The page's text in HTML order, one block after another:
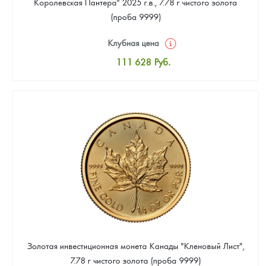
(проба 9999)
Клубная цена
111 628 Руб.
Цена выкупа
Звоните
Золотая инвестиционная монета Канады "Кленовый Лист",
7.78 г чистого золота (проба 9999)